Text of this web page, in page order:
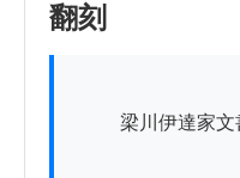
翻刻